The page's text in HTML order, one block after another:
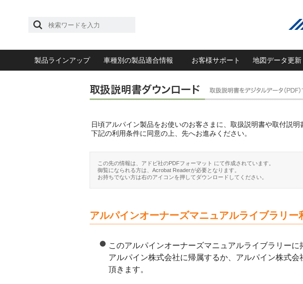
製品ラインアップ 車種別の製品適合情報 お客様サポート 地図データ更新
日頃アルパイン製品をお使いのお客さまに、取扱説明書や取付説明
下記の利用条件に同意の上、先へお進みください。
この先の情報は、アドビ社のPDFフォーマット にて作成されています。
御覧になられる方は、Acrobat Readerが必要となります。
お持ちでない方は右のアイコンを押してダウンロードしてください。
アルパインオーナーズマニュアルライブラリー
このアルパインオーナーズマニュアルライブラリー
アルパイン株式会社に帰属するか、アルパイン株式
頂きます。